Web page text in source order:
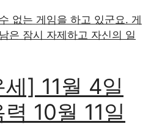
없는 게임을 하고 있군요. 게
은 잠시 자제하고 자신의 일
] 11월 4일
10월 11일